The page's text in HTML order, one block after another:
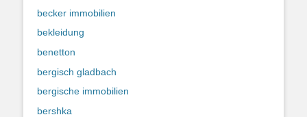
becker immobilien
bekleidung
benetton
bergisch gladbach
bergische immobilien
bershka